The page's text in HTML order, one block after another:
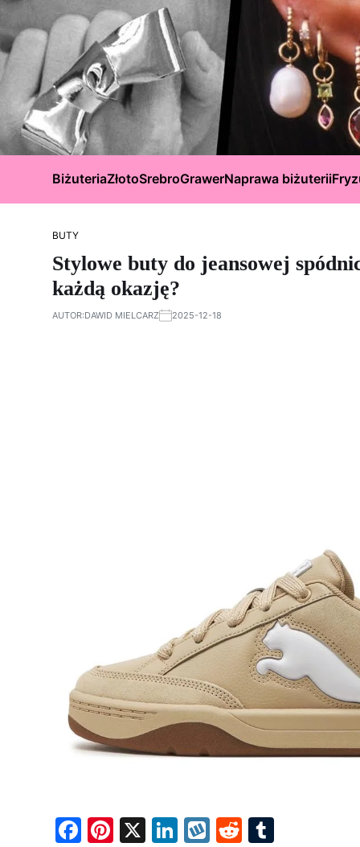
BiżuteriaZłotoSrebroGrawerNaprawa biżuterii
BUTY
Stylowe buty do jeansowej
każdą okazję?
AUTOR:DAWID MIELCARZ 2025-12-18
F
Pi X
Li W R